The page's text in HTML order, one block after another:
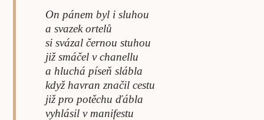
On pánem byl i sluhou
a svazek ortelů
si svázal černou stuhou
již smáčel v chanellu
a hluchá píseň slábla
když havran značil cestu
již pro potěchu ďábla
vyhlásil v manifestu